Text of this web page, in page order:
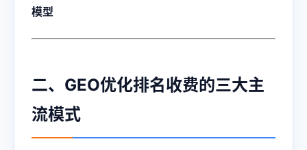
模型
二、GEO优化排名收费的三大主
流模式